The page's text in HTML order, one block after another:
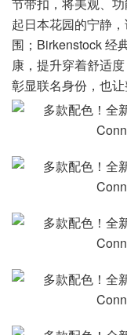
节带扣，将美观、
起日本花园的宁静
围；Birkenstock 经
康，提升穿着舒适
彰显联名身份，也让